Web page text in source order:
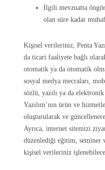
İlgili mevzuatta
olan süre kadar
Kişisel verileriniz, Penta
da ticari faaliyete bağlı
otomatik ya da otomatik
sosyal medya mecraları,
sözlü, yazılı ya da
Yazılım’nın ürün ve
oluşturularak ve
Ayrıca, internet sitemizi
düzenlediği eğitim, seminer
kişisel verileriniz